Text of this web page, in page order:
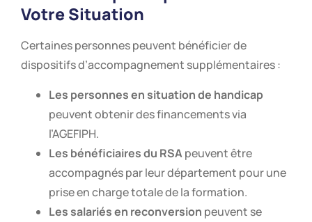
Votre Situation
Certaines personnes peuvent bénéficier de
dispositifs d’accompagnement supplémentaires :
Les personnes en situation de handicap
peuvent obtenir des financements via
l’AGEFIPH.
Les bénéficiaires du RSApeuvent être
accompagnés par leur département pour une
prise en charge totale de la formation.
Les salariés en reconversion peuvent se